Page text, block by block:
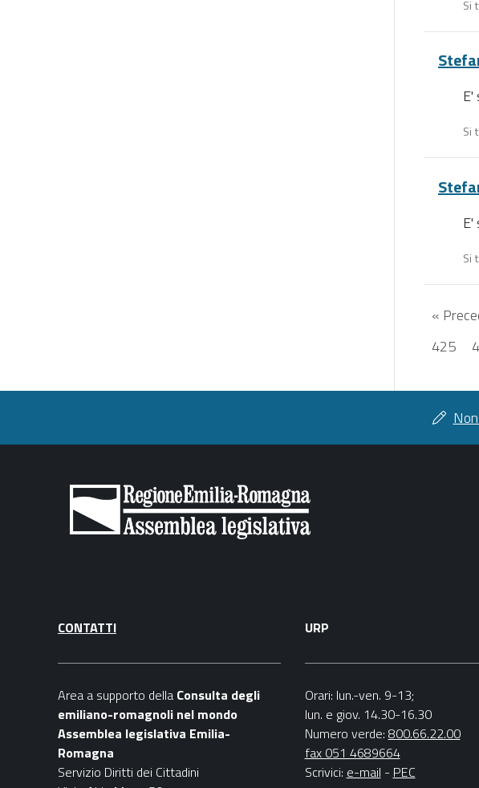
Si
E'
Si
E'
Si
«
425
CONTATTI
Area a supporto della Consulta degli
emiliano-romagnoli nel mondo
Assemblea legislativa Emilia-
Romagna
Servizio Diritti dei Cittadini
URP
Orari: lun.-ven. 9-13;
lun. e giov. 14.30-16.30
Numero verde: 800.66.22.00
fax 051 4689664
Scrivici: e-mail - PEC